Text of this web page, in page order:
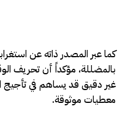
كما عبر المصدر ذاته عن
بالمضللة، مؤكداً أن تحريف
غير دقيق قد يساهم في تأجيج
معطيات موثوقة.